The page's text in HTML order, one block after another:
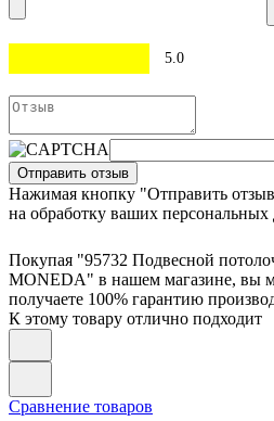
5.0
Отправить отзыв
Нажимая кнопку "Отправить
на обработку ваших
Покупая "95732 Подвесной
MONEDA" в нашем магазине, вы
получаете 100% гарантию
К этому товару отлично подходит
Сравнение товаров